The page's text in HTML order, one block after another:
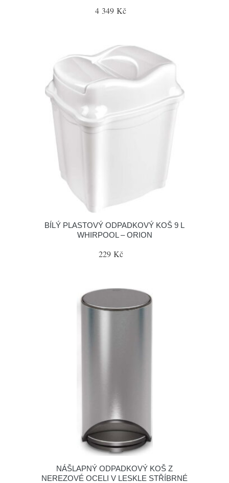
4 349 Kč
BÍLÝ PLASTOVÝ ODPADKOVÝ KOŠ 9 L
WHIRPOOL – ORION
229 Kč
NÁŠLAPNÝ ODPADKOVÝ KOŠ Z
NEREZOVÉ OCELI V LESKLE STŘÍBRNÉ